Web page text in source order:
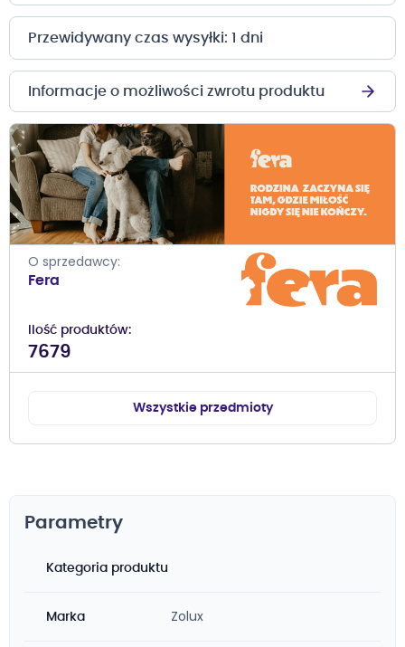
Przewidywany czas wysyłki: 1 dni
Informacje o możliwości zwrotu produktu
O sprzedawcy
Fera
Ilość produktów
7679
Wszystkie przedmioty
Parametry
Kategoria produktu
Marka Zolux